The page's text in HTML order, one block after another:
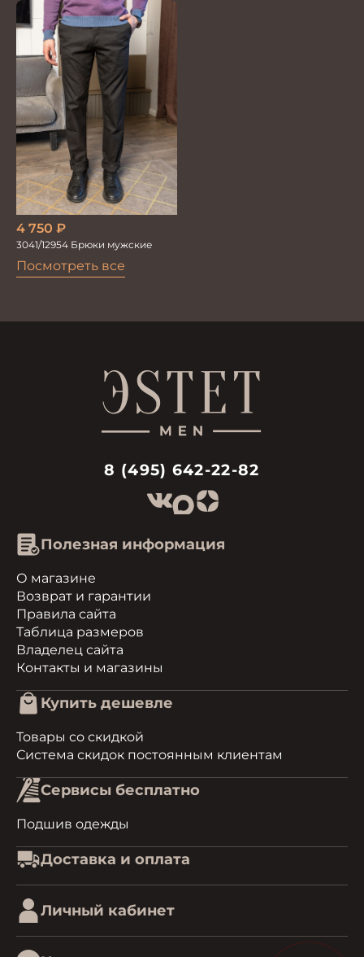
Посмотреть все
мужскиетрикотажные
4 750 ₽
3041/12954 Брюки мужские
8 (495) 642-22-82
Полезная информация
О магазине
Возврат и гарантии
Правила сайта
Таблица размеров
Владелец сайта
Контакты и магазины
Купить дешевле
Товары со скидкой
Система скидок постоянным клиентам
Сервисы бесплатно
Подшив одежды
Доставка и оплата
Личный кабинет